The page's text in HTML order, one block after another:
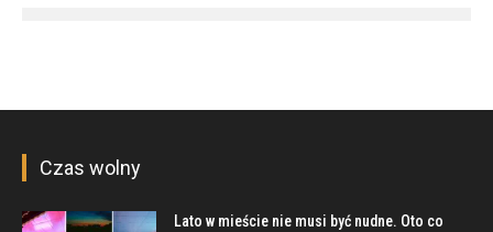
Czas wolny
Lato w mieście nie musi być nudne. Oto co